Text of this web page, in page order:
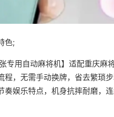
色;
张专用自动麻将机】适配重庆
程，无需手动换牌，省去繁琐
奏娱乐特点，机身抗摔耐磨，